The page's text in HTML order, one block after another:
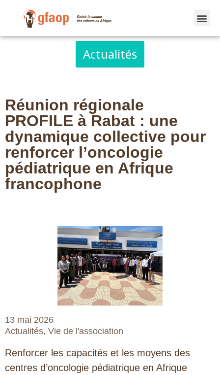
Actualités
Réunion régionale
PROFILE à Rabat : une
dynamique collective pour
renforcer l’oncologie
pédiatrique en Afrique
francophone
13 mai 2026
Actualités, Vie de l'association
Renforcer les capacités et les moyens des
centres d’oncologie pédiatrique en Afrique